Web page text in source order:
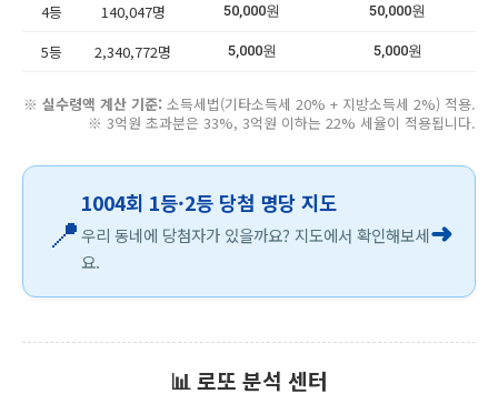
4등 140,047명 50,000원 50,000원
5등 2,340,772명 5,000원 5,000원
※ 실수령액 계산 기준: 소득세법(기타소득세 20% + 지방소득세 2%) 적용.
※ 3억원 초과분은 33%, 3억원 이하는 22% 세율이 적용됩니다.
📍
1004회 1등·2등 당첨 명당 지도
우리 동네에 당첨자가 있을까요? 지도에서 확인해보세
요.
➜
📊 로또 분석 센터